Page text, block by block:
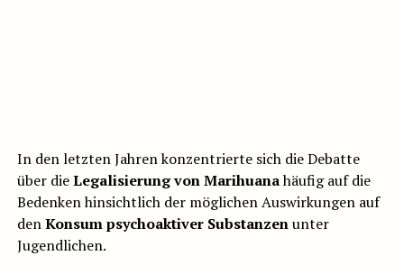
In den letzten Jahren konzentrierte sich die Debatte
über dieLegalisierung von Marihuanahäufig auf die
Bedenken hinsichtlich der möglichen Auswirkungen auf
denKonsum psychoaktiver Substanzenunter
Jugendlichen.